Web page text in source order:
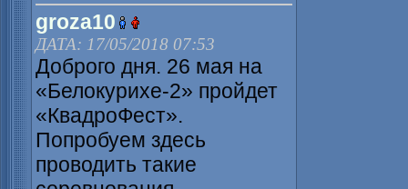
groza10
ДАТА: 17/05/2018 07:53
Доброго дня. 26 мая на
«Белокурихе-2» пройдет
«КвадроФест».
Попробуем здесь
проводить такие